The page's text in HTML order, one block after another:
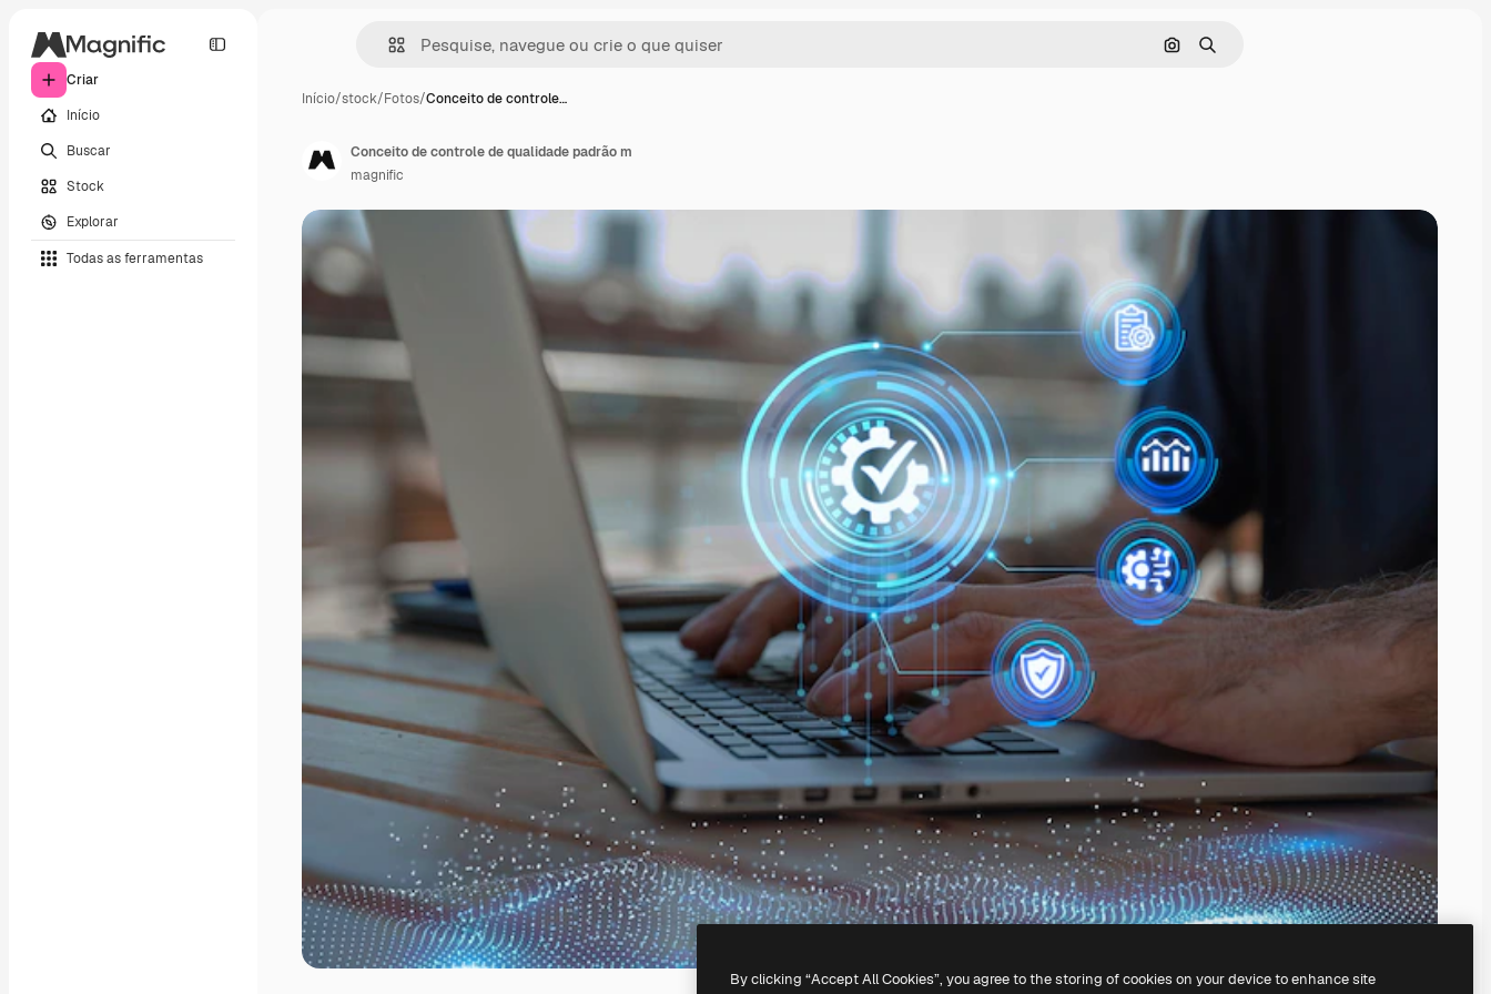
Criar
Início
Buscar
Stock
Explorar
Todas as ferramentas
Pesquisar por imagem
Buscar
Início/stock/Fotos/Conceito de controle…
Conceito de controle de qualidade padrão m
magnific
By clicking “Accept All Cookies”, you agree to the storing of cookies on your device to enhance site